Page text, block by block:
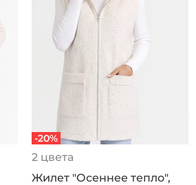
-20%
2 цвета
Жилет "Осеннее тепло",